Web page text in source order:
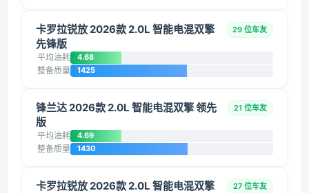
卡罗拉锐放 2026款 2.0L 智能电混双擎
先锋版
29 位车友
平均油耗 4.68
整备质量 1425
锋兰达 2026款 2.0L 智能电混双擎 领先
版
21 位车友
平均油耗 4.69
整备质量 1430
卡罗拉锐放 2026款 2.0L 智能电混双擎
27 位车友